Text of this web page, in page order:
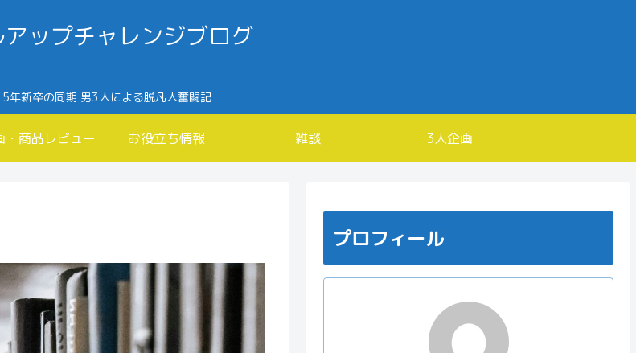
アップチャレンジブログ
年新卒の同期 男3人による脱凡人奮闘記
・商品レビュー お役立ち情報 雑談 3人企画
プロフィール